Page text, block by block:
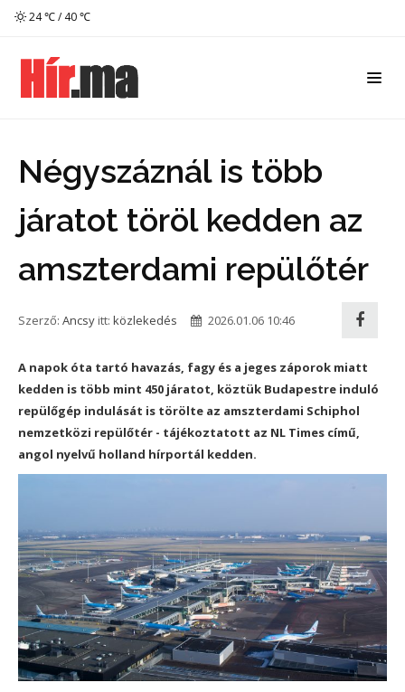
24 ℃ / 40 ℃
Négyszáznál is több
járatot töröl kedden az
amszterdami repülőtér
Szerző: Ancsy itt: közlekedés 2026.01.06 10:46
A napok óta tartó havazás, fagy és a jeges záporok miatt
kedden is több mint 450 járatot, köztük Budapestre induló
repülőgép indulását is törölte az amszterdami Schiphol
nemzetközi repülőtér - tájékoztatott az NL Times című,
angol nyelvű holland hírportál kedden.